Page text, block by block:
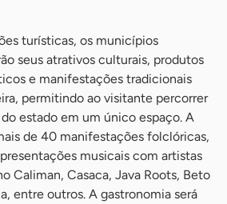
turísticas, os municípios
seus atrativos culturais, produtos
e manifestações tradicionais
permitindo ao visitante percorrer
estado em um único espaço. A
de 40 manifestações folclóricas,
musicais com artistas
Caliman, Casaca, Java Roots, Beto
entre outros. A gastronomia será